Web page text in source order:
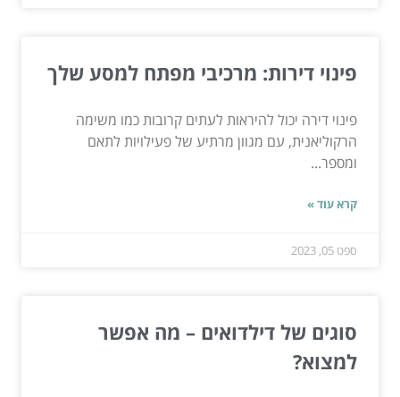
פינוי דירות: מרכיבי מפתח למסע שלך
פינוי דירה יכול להיראות לעתים קרובות כמו משימה
הרקוליאנית, עם מגוון מרתיע של פעילויות לתאם
ומספר...
קרא עוד »
ספט 05, 2023
סוגים של דילדואים – מה אפשר
למצוא?